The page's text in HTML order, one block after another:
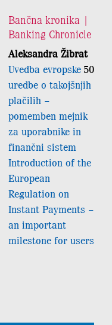
Bančna kronika |
Banking Chronicle
Aleksandra Žibrat
50
Uvedba evropske
uredbe o takojšnjih
plačilih –
pomemben mejnik
za uporabnike in
finančni sistem
Introduction of the
European
Regulation on
Instant Payments –
an important
milestone for users